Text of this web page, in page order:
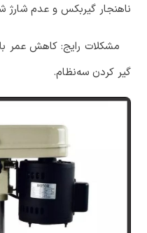
ناهنجار گیربکس و عدم شارژ
مشکلات رایج: کاهش عمر
گیر کردن سه‌نظام.